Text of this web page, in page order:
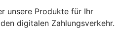
unsere Produkte für Ihr
digitalen Zahlungsverkehr.